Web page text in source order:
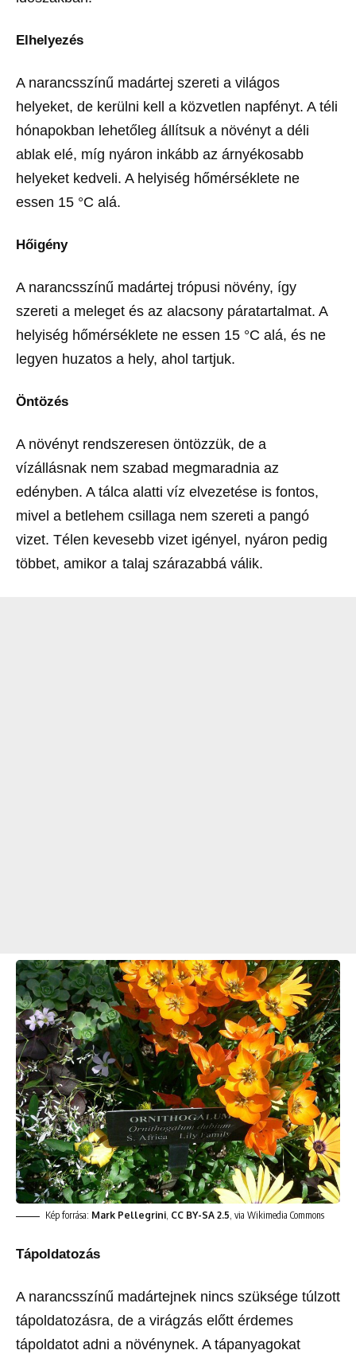
Elhelyezés
A narancsszínű madártej szereti a világos
helyeket, de kerülni kell a közvetlen napfényt. A téli
hónapokban lehetőleg állítsuk a növényt a déli
ablak elé, míg nyáron inkább az árnyékosabb
helyeket kedveli. A helyiség hőmérséklete ne
essen 15 °C alá.
Hőigény
A narancsszínű madártej trópusi növény, így
szereti a meleget és az alacsony páratartalmat. A
helyiség hőmérséklete ne essen 15 °C alá, és ne
legyen huzatos a hely, ahol tartjuk.
Öntözés
A növényt rendszeresen öntözzük, de a
vízállásnak nem szabad megmaradnia az
edényben. A tálca alatti víz elvezetése is fontos,
mivel a betlehem csillaga nem szereti a pangó
vizet. Télen kevesebb vizet igényel, nyáron pedig
többet, amikor a talaj szárazabbá válik.
Kép forrása: Mark Pellegrini, CC BY-SA 2.5, via Wikimedia Commons
Tápoldatozás
A narancsszínű madártejnek nincs szüksége túlzott
tápoldatozásra, de a virágzás előtt érdemes
tápoldatot adni a növénynek. A tápanyagokat